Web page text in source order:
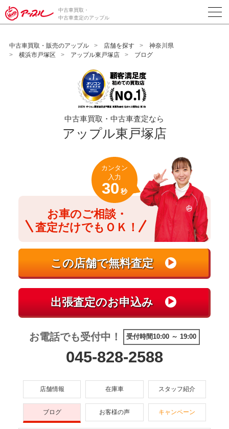
/*ABテスト_新規査定フォームの為のCVボタン*/
中古車買取・
中古車査定のアップル
中古車買取・販売のアップル 店舗を探す
神奈川県
横浜市戸塚区
アップル東戸塚店 ブログ
中古車買取・中古車査定なら
アップル東戸塚店
お車のご相談・
査定だけでもＯＫ！
カンタン
入力
30 秒
お電話でも受付中！ 受付時間10:00 ～ 19:00
045-828-2588
店舗情報 在庫車 スタッフ紹介
ブログ お客様の声 キャンペーン